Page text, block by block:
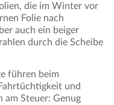
die im Winter vor
Folie nach
auch ein beiger
durch die Scheibe
führen beim
und
am Steuer: Genug